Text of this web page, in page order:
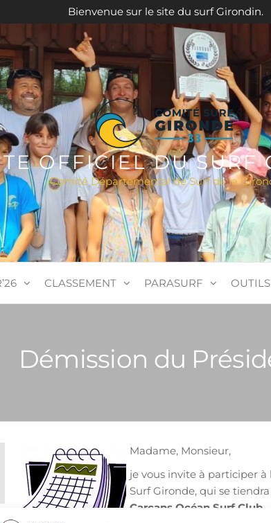
Bienvenue sur le site du surf Girondin.
OFFICIEL DU SURF
Comité Départemental de Surf de la
CLASSEMENT PARASURF OUTILS
Démission du
Madame, Monsieur,
je vous invite à participer à
Surf Gironde, qui se
Carcans Océan Surf Club.